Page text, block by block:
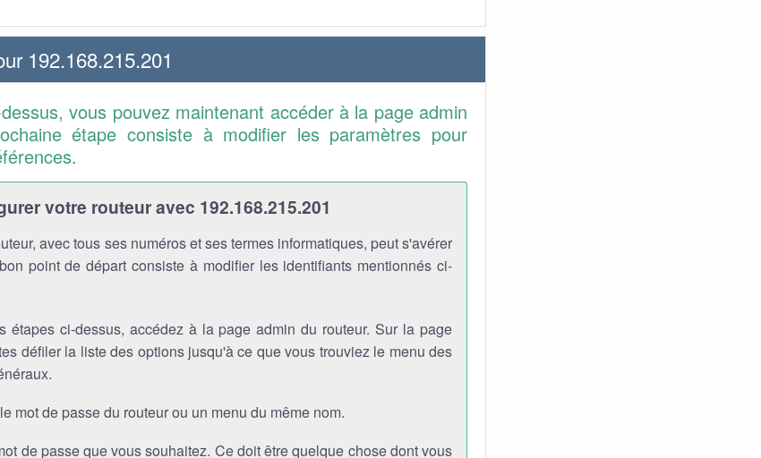
192.168.215.201
vous pouvez maintenant accéder à la page admin
étape consiste à modifier les paramètres pour
votre routeur avec 192.168.215.201
avec tous ses numéros et ses termes informatiques, peut s'avérer
point de départ consiste à modifier les identifiants mentionnés ci-
étapes ci-dessus, accédez à la page admin du routeur. Sur la page
défiler la liste des options jusqu'à ce que vous trouviez le menu des
mot de passe du routeur ou un menu du même nom.
de passe que vous souhaitez. Ce doit être quelque chose dont vous